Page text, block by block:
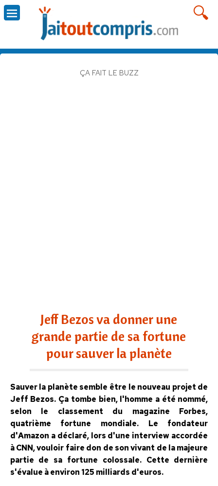
ÇA FAIT LE BUZZ
Jeff Bezos va donner une
grande partie de sa fortune
pour sauver la planète
Sauver la planète semble être le nouveau projet de
Jeff Bezos. Ça tombe bien, l'homme a été nommé,
selon le classement du magazine Forbes,
quatrième fortune mondiale. Le fondateur
d'Amazon a déclaré, lors d'une interview accordée
à CNN, vouloir faire don de son vivant de la majeure
partie de sa fortune colossale. Cette dernière
s'évalue à environ 125 milliards d'euros.